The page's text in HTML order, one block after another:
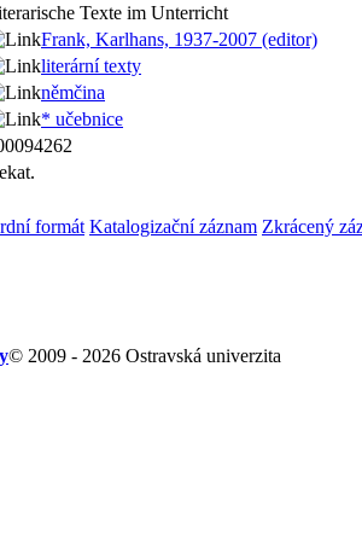
Texte im Unterricht
Frank, Karlhans, 1937-2007 (editor)
literární texty
němčina
* učebnice
formát Katalogizační záznam Zkrácený
© 2009 - 2026 Ostravská univerzita